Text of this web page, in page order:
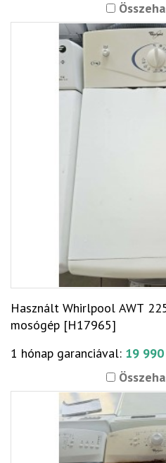
Használt Whirlpool AWT
mosógép [H17965]
1 hónap garanciával: 19